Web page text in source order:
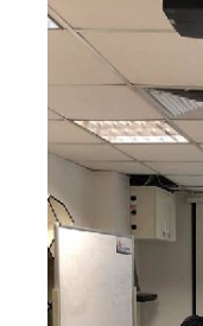
Liên hệ - Đăng ký